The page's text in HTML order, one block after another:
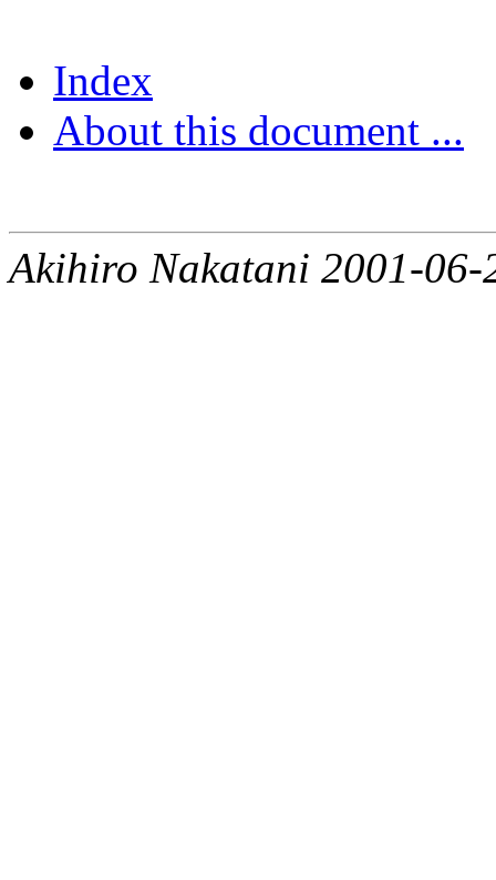
Index
About this document ...
Akihiro Nakatani 2001-06-